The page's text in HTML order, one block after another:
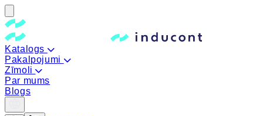
Katalogs
Pakalpojumi
Zīmoli
Par mums
Blogs